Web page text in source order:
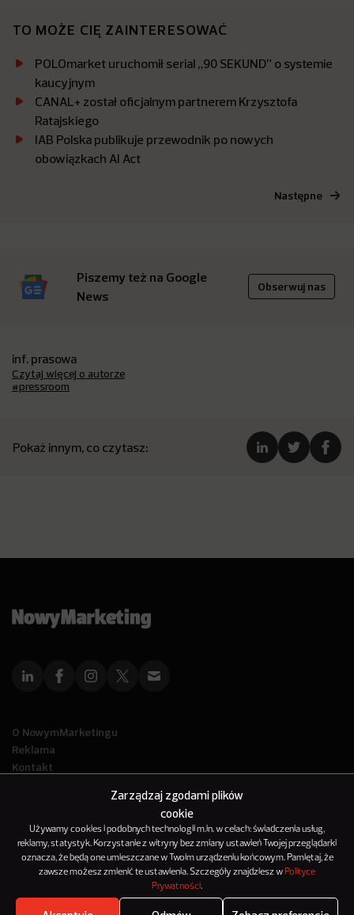
Zarządzaj zgodami plików
cookie
Używamy cookies i podobnych technologii m.in. w celach: świadczenia usług,
reklamy, statystyk. Korzystanie z witryny bez zmiany ustawień Twojej przeglądarki
oznacza, że będą one umieszczane w Twoim urządzeniu końcowym. Pamiętaj, że
zawsze możesz zmienić te ustawienia. Szczegóły znajdziesz w Polityce
Prywatności.
TO MOŻE CIĘ ZAINTERESOWAĆ
POLOmarket uruchomił serial „90 SEKUND” o systemie
kaucyjnym
CANAL+ został oficjalnym partnerem Krzysztofa
Ratajskiego
IAB Polska publikuje przewodnik po nowych
obowiązkach AI Act
Następne
Piszemy też na Google
News
Obserwuj nas
inf. prasowa
Czytaj więcej o autorze
#pressroom
Pokaż innym, co czytasz:
O NowymMarketingu
Reklama
Kontakt
© 2012-2025
NowyMarketing jest marką 143Media Sp. z o.o.